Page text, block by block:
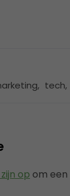
, tech,
op om